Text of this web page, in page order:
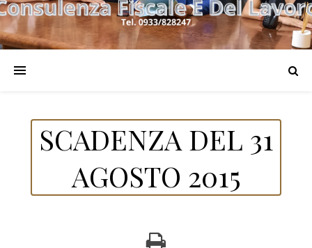
SCADENZA DEL 31
AGOSTO 2015